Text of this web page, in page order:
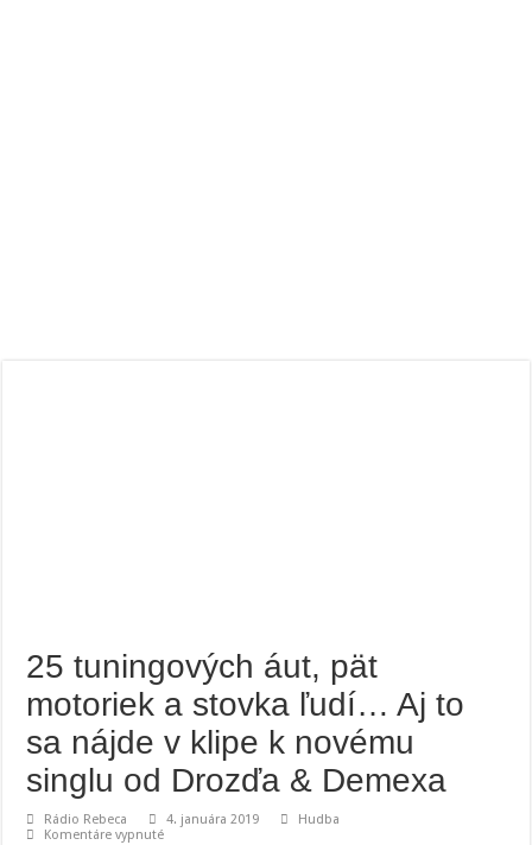
25 tuningových áut, pät
motoriek a stovka ľudí… Aj to
sa nájde v klipe k novému
singlu od Drozďa & Demexa
Rádio Rebeca 4. januára 2019
Hudba
Komentáre vypnuténa